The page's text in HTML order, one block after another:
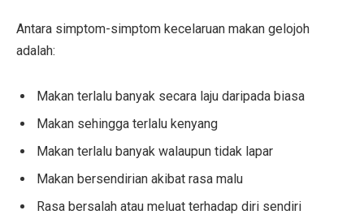
Antara simptom-simptom kecelaruan makan gelojoh
adalah:
Makan terlalu banyak secara laju daripada biasa
Makan sehingga terlalu kenyang
Makan terlalu banyak walaupun tidak lapar
Makan bersendirian akibat rasa malu
Rasa bersalah atau meluat terhadap diri sendiri